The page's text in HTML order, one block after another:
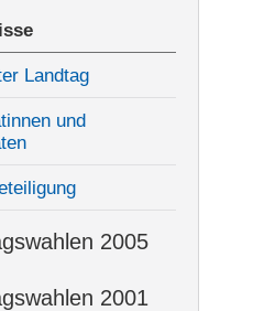
Landtag
und
2005
2001